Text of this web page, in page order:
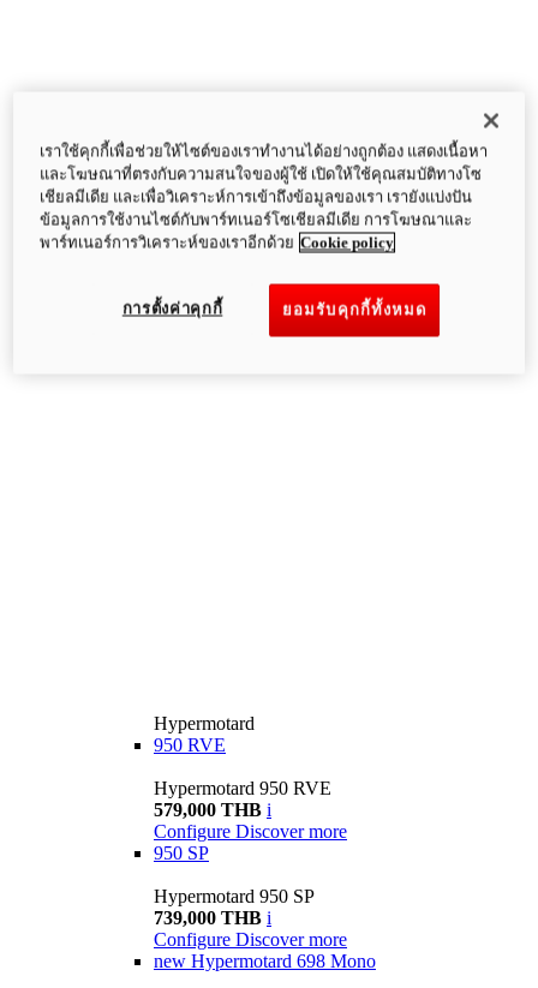
Hypermotard
950 RVE
Hypermotard 950 RVE
579,000 THB i
Configure Discover more
950 SP
Hypermotard 950 SP
739,000 THB i
Configure Discover more
new Hypermotard 698 Mono
เราใช้คุกกี้เพื่อช่วยให้ไซต์ของเราทำงานได้อย่างถูกต้อง แสดงเนื้อหา
และโฆษณาที่ตรงกับความสนใจของผู้ใช้ เปิดให้ใช้คุณสมบัติทางโซ
เชียลมีเดีย และเพื่อวิเคราะห์การเข้าถึงข้อมูลของเรา เรายังแบ่งปัน
ข้อมูลการใช้งานไซต์กับพาร์ทเนอร์โซเชียลมีเดีย การโฆษณาและ
พาร์ทเนอร์การวิเคราะห์ของเราอีกด้วย Cookie policy
ยอมรับคุกกี้ทั้งหมด
การตั้งค่าคุกกี้